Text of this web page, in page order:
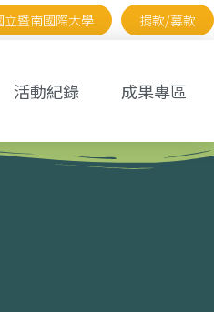
立暨南國際大學 捐款/募款
活動紀錄 成果專區